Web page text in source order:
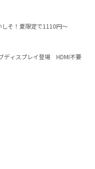
しそ！夏限定で1110円～
ディスプレイ登場 HDMI不要